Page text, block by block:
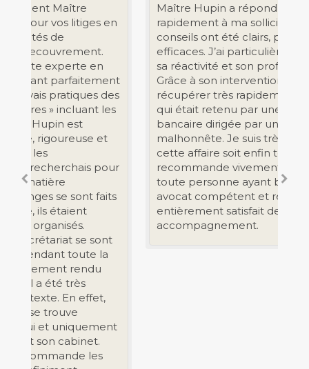
Maître Hupin a répondu très
rapidement à ma sollicitation. Ses
conseils ont été clairs, précis et
efficaces. J’ai particulièrement apprécié
sa réactivité et son professionnalisme.
Grâce à son intervention, j’ai pu
récupérer très rapidement mon argent,
qui était retenu par une agence
bancaire dirigée par une personne
malhonnête. Je suis très soulagé que
cette affaire soit enfin terminée. Je
recommande vivement Maître Hupin à
toute personne ayant besoin d’un
avocat compétent et réactif. Je suis
entièrement satisfait de son
accompagnement.